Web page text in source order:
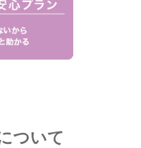
ついて